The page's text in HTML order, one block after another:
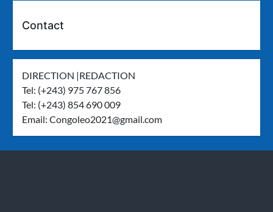
Contact
DIRECTION |REDACTION
Tel: (+243) 975 767 856
Tel: (+243) 854 690 009
Email:Congoleo2021@gmail.com